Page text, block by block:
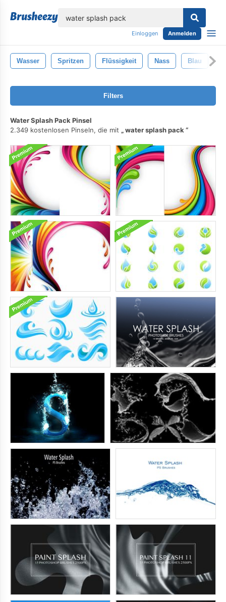
Einloggen Anmelden
Wasser Spritzen Flüssigkeit Nass Blau
Filters
Water Splash Pack Pinsel
2.349 kostenlosen Pinseln, die mit
water splash pack